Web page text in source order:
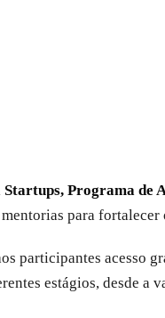
Programa de
para fortalecer
participantes acesso
estágios, desde a